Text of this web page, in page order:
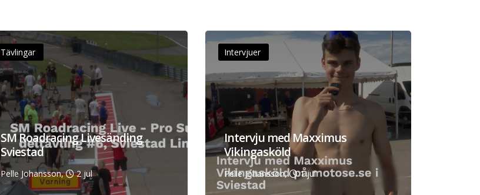
Tävlingar
SM Roadracing Livesänding
Sviestad
Pelle Johansson, 2 jul
Intervjuer
Intervju med Maxximus
Vikingasköld
Pelle Johansson, 1 jul